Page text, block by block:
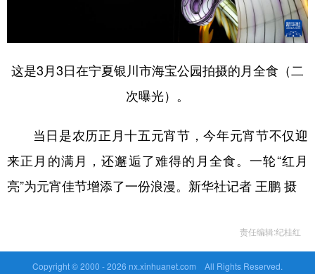
这是3月3日在宁夏银川市海宝公园拍摄的月全食（二
次曝光）。
当日是农历正月十五元宵节，今年元宵节不仅迎
来正月的满月，还邂逅了难得的月全食。一轮“红月
亮”为元宵佳节增添了一份浪漫。新华社记者 王鹏 摄
责任编辑:纪桂红
Copyright © 2000 -2026 nx.xinhuanet.com All Rights Reserved.